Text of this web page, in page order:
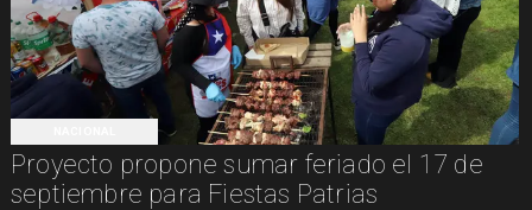
Proyecto propone sumar feriado el 17 de
septiembre para Fiestas Patrias